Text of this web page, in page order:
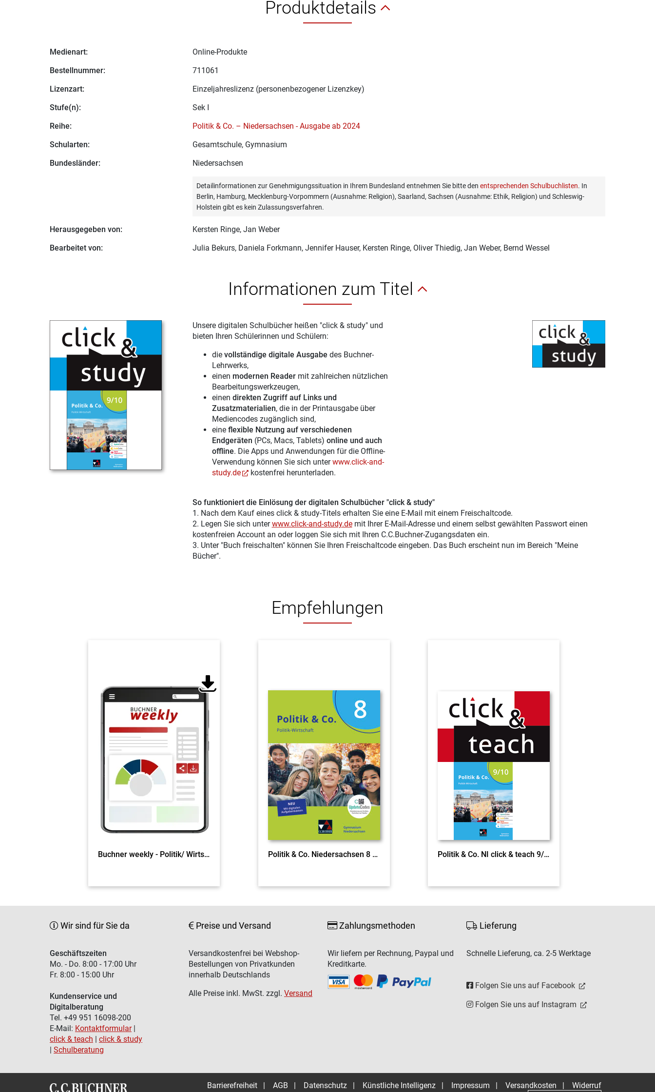
Produktdetails
Medienart:
Online-Produkte
Bestellnummer:
711061
Lizenzart:
Einzeljahreslizenz (personenbezogener Lizenzkey)
Stufe(n):
Sek I
Reihe:
Politik & Co. – Niedersachsen - Ausgabe ab 2024
Schularten:
Gesamtschule, Gymnasium
Bundesländer:
Niedersachsen
Detailinformationen zur Genehmigungssituation in Ihrem Bundesland entnehmen Sie bitte den entsprechenden Schulbuchlisten. In
Berlin, Hamburg, Mecklenburg-Vorpommern (Ausnahme: Religion), Saarland, Sachsen (Ausnahme: Ethik, Religion) und Schleswig-
Holstein gibt es kein Zulassungsverfahren.
Herausgegeben von: Kersten Ringe, Jan Weber
Bearbeitet von:
Julia Bekurs, Daniela Forkmann, Jennifer Hauser, Kersten Ringe, Oliver Thiedig, Jan Weber, Bernd Wessel
Informationen zum Titel
Unsere digitalen Schulbücher heißen "click & study" und
bieten Ihren Schülerinnen und Schülern:
die vollständige digitale Ausgabe des Buchner-
Lehrwerks,
einen modernen Readermit zahlreichen nützlichen
Bearbeitungswerkzeugen,
einen direkten Zugriff auf Links und
Zusatzmaterialien, die in der Printausgabe über
Mediencodes zugänglich sind,
eine flexible Nutzung auf verschiedenen
Endgeräten (PCs, Macs, Tablets) online und auch
offline. Die Apps und Anwendungen für die Offline-
Verwendung können Sie sich unterwww.click-and-
study.de
kostenfrei herunterladen.
So funktioniert die Einlösung der digitalen Schulbücher "click & study"
1. Nach dem Kauf eines click & study-Titels erhalten Sie eine E-Mail mit einem Freischaltcode.
2. Legen Sie sich unterwww.click-and-study.demit Ihrer E-Mail-Adresse und einem selbst gewählten Passwort einen
kostenfreien Account an oder loggen Sie sich mit Ihren C.C.Buchner-Zugangsdaten ein.
3. Unter "Buch freischalten" können Sie Ihren Freischaltcode eingeben. Das Buch erscheint nun im Bereich "Meine
Bücher".
Empfehlungen
Buchner weekly - Politik/ Wirtschaft Politik & Co. Niedersachsen 8 Ausgabe ab 2024 Politik & Co. NI click & teach 9/10 neu EL
Wir sind für Sie da
Geschäftszeiten
Mo. - Do. 8:00 - 17:00 Uhr
Fr. 8:00 - 15:00 Uhr
Kundenservice und
Digitalberatung
Tel. +49 951 16098-200
E-Mail: Kontaktformular|
click & teach | click & study
| Schulberatung
Preise und Versand
Versandkostenfrei bei Webshop-
Bestellungen von Privatkunden
innerhalb Deutschlands
Alle Preise inkl. MwSt. zzgl. Versand
Zahlungsmethoden
Wir liefern per Rechnung, Paypal und
Kreditkarte.
Lieferung
Schnelle Lieferung, ca. 2-5 Werktage
Folgen Sie uns auf Facebook
Folgen Sie uns auf Instagram
Barrierefreiheit | AGB | Datenschutz | Künstliche Intelligenz | Impressum | Versandkosten |
Widerruf